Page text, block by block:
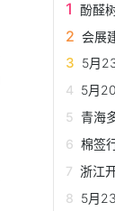
酚醛树
会展建
5月23
5月20日
青海
棉签行业
浙江开
5月23